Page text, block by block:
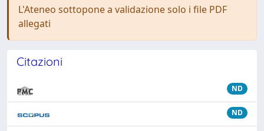
L'Ateneo sottopone a validazione solo i file PDF
allegati
Citazioni
ND
ND